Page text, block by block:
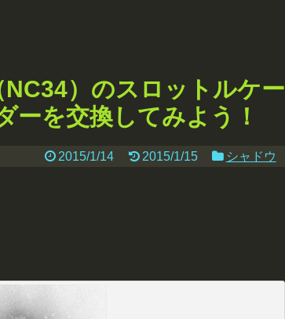
NC34）のスロットルケー
ーを交換してみよう！
2015/1/14 2015/1/15 シャドウ